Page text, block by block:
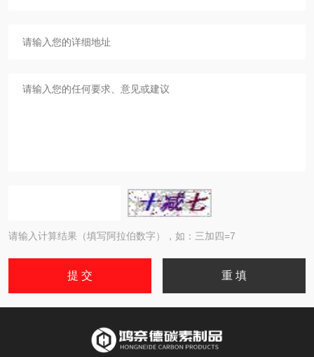
请输入计算结果（填写阿拉伯数字），如：三加四=7